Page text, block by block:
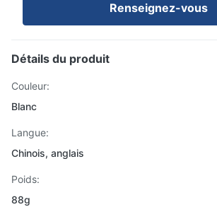
Renseignez-vous
Détails du produit
Couleur:
Blanc
Langue:
Chinois, anglais
Poids:
88g